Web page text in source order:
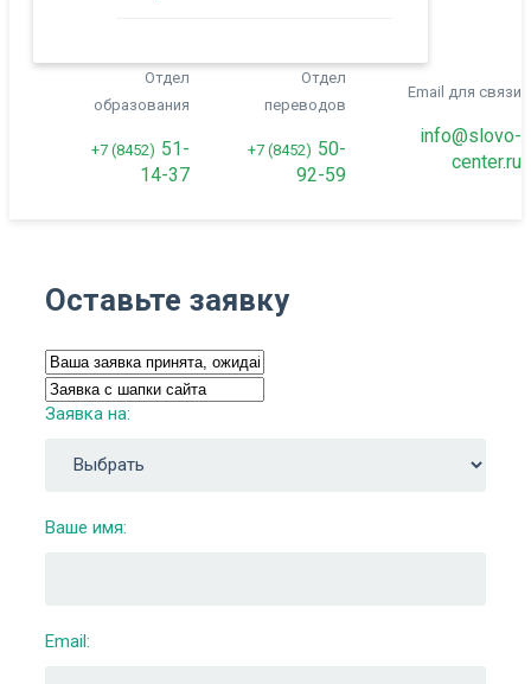
Отдел
образования
+7 (8452) 51-
14-37
Отдел
переводов
+7 (8452) 50-
92-59
Email для связи
info@slovo-
center.ru
Оставьте заявку
Заявка на:
Ваше имя:
Email: